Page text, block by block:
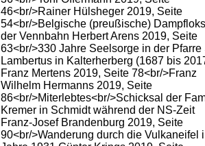
46<br/>Rainer Hülsheger 2019, Seite
54<br/>Belgische (preußische)
der Vennbahn Herbert Arens 2019, Seite
63<br/>330 Jahre Seelsorge in der Pfarre
Lambertus in Kalterherberg (1687 bis
Franz Mertens 2019, Seite 78<br/>Franz
Wilhelm Hermanns 2019, Seite
86<br/>Miterlebtes<br/>Schicksal der
Kremer in Schmidt während der NS-Zeit
Franz-Josef Brandenburg 2019, Seite
90<br/>Wanderung durch die Vulkaneifel